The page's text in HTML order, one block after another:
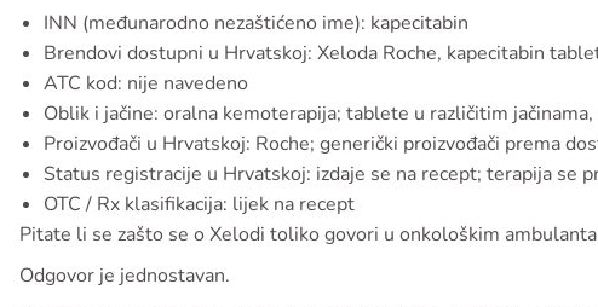
INN (međunarodno nezaštićeno ime): kapecitabin
Brendovi dostupni u Hrvatskoj: Xeloda Roche, kapecitabin
ATC kod: nije navedeno
Oblik i jačine: oralna kemoterapija; tablete u različitim
Proizvođači u Hrvatskoj: Roche; generički proizvođači prema
Status registracije u Hrvatskoj: izdaje se na recept; terapija se
OTC / Rx klasifikacija: lijek na recept
Pitate li se zašto se o Xelodi toliko govori u onkološkim
Odgovor je jednostavan.